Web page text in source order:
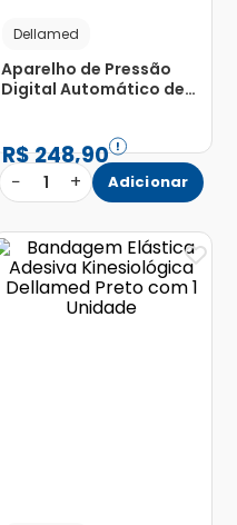
Dellamed
Aparelho de Pressão
Digital Automático de
R$248,90
− 1 + Adicionar